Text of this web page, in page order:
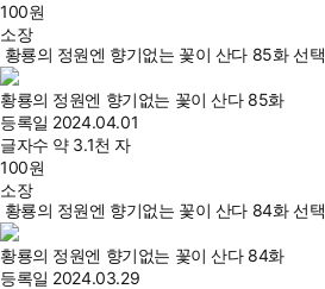
100원
소장
황룡의 정원엔 향기없는 꽃이 산다 85화 선택
황룡의 정원엔 향기없는 꽃이 산다 85화
등록일 2024.04.01
글자수 약 3.1천 자
100원
소장
황룡의 정원엔 향기없는 꽃이 산다 84화 선택
황룡의 정원엔 향기없는 꽃이 산다 84화
등록일 2024.03.29